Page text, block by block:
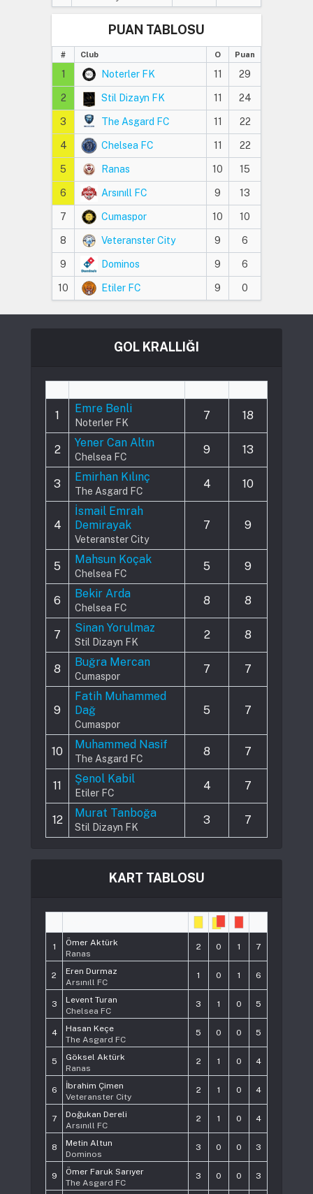
PUAN TABLOSU
# Club O Puan
1 Noterler FK 11 29
2 Stil Dizayn FK 11 24
3 The Asgard FC 11 22
4 Chelsea FC 11 22
5 Ranas 10 15
6 Arsınıll FC 9 13
7 Cumaspor 10 10
8 Veteranster City 9 6
9 Dominos 9 6
10 Etiler FC 9 0
GOL KRALLIĞI
1
Emre Benli
Noterler FK
7 18
2
Yener Can Altın
Chelsea FC
9 13
3
Emirhan Kılınç
The Asgard FC
4 10
4
İsmail Emrah
Demirayak
Veteranster City
7 9
5
Mahsun Koçak
Chelsea FC
5 9
6
Bekir Arda
Chelsea FC
8 8
7
Sinan Yorulmaz
Stil Dizayn FK
2 8
8
Buğra Mercan
Cumaspor
7 7
9
Fatih Muhammed
Dağ
Cumaspor
5 7
10
Muhammed Nasif
The Asgard FC
8 7
11
Şenol Kabil
Etiler FC
4 7
12
Murat Tanboğa
Stil Dizayn FK
3 7
KART TABLOSU
1
Ömer Aktürk
Ranas
2 0 1 7
2
Eren Durmaz
Arsınıll FC
1 0 1 6
3
Levent Turan
Chelsea FC
3 1 0 5
4
Hasan Keçe
The Asgard FC
5 0 0 5
5
Göksel Aktürk
Ranas
2 1 0 4
6
İbrahim Çimen
Veteranster City
2 1 0 4
7
Doğukan Dereli
Arsınıll FC
2 1 0 4
8
Metin Altun
Dominos
3 0 0 3
9
Ömer Faruk Sarıyer
The Asgard FC
3 0 0 3